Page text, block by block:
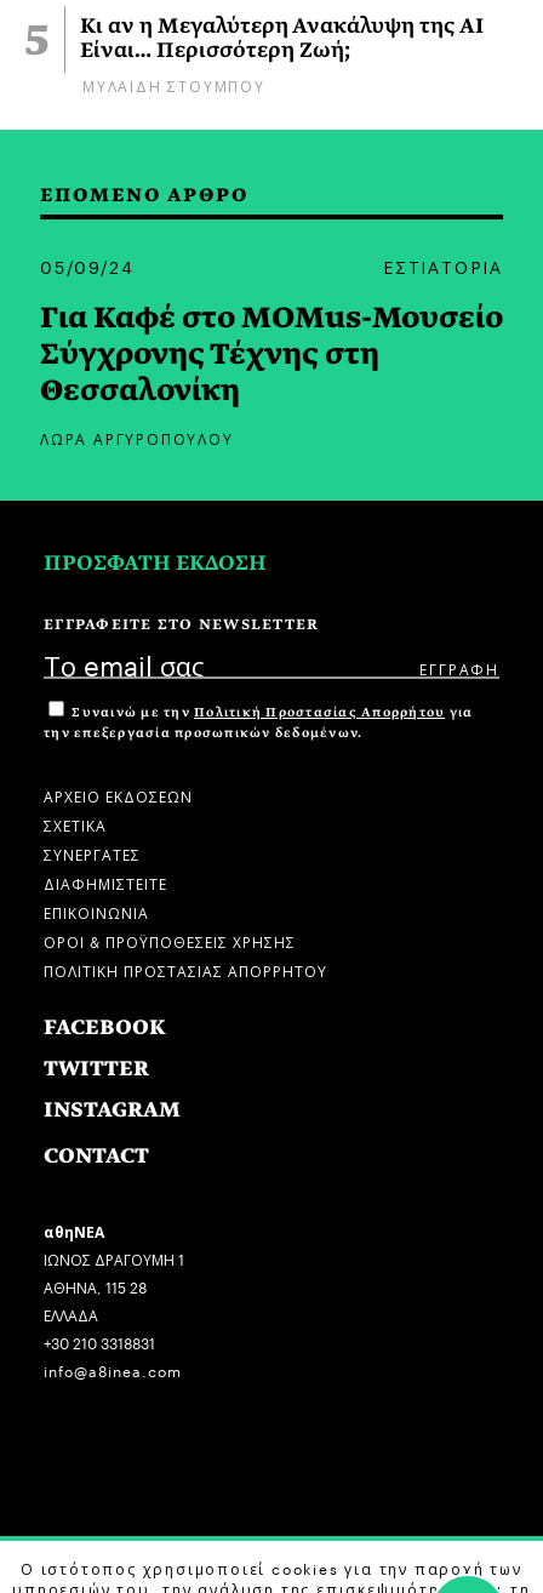
Κι αν η Μεγαλύτερη Ανακάλυψη της AI
Είναι… Περισσότερη Ζωή;
ΜΥΛΑΙΔΗ ΣΤΟΥΜΠΟΥ
ΕΠΟΜΕΝΟ ΑΡΘΡΟ
05/09/24 ΕΣΤΙΑΤΟΡΙΑ
Για Καφέ στο MOMus-Μουσείο
Σύγχρονης Τέχνης στη
Θεσσαλονίκη
ΛΩΡΑ ΑΡΓΥΡΟΠΟΥΛΟΥ
ΠΡΟΣΦΑΤΗ ΕΚΔΟΣΗ
ΕΓΓΡΑΦΕΙΤΕ ΣΤΟ NEWSLETTER
Συναινώ με την Πολιτική Προστασίας Απορρήτου για
την επεξεργασία προσωπικών δεδομένων.
ΑΡΧΕΙΟ ΕΚΔΟΣΕΩΝ
ΣΧΕΤΙΚΑ
ΣΥΝΕΡΓΑΤΕΣ
ΔΙΑΦΗΜΙΣΤΕΙΤΕ
ΕΠΙΚΟΙΝΩΝΙΑ
ΟΡΟΙ & ΠΡΟΫΠΟΘΕΣΕΙΣ ΧΡΗΣΗΣ
ΠΟΛΙΤΙΚΗ ΠΡΟΣΤΑΣΙΑΣ ΑΠΟΡΡΗΤΟΥ
FACEBOOK
TWITTER
INSTAGRAM
CONTACT
αθηΝΕΑ
ΙΩΝΟΣ ΔΡΑΓΟΥΜΗ 1
ΑΘΗΝΑ, 115 28
ΕΛΛΑΔΑ
+30 210 3318831
info@a8inea.com
COPYRIGHT © 2026 αθηΝΕΑ, ALL RIGHTS RESERVED.
Ο ιστότοπος χρησιμοποιεί cookies για την παροχή των
υπηρεσιών του, την ανάλυση της επισκεψιμότητας και τη